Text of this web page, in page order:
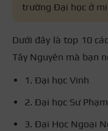
trường Đại học ở
Dưới đây là top 10
Tây Nguyên mà bạn
1. Đại học Vinh
2. Đại học Sư
3. Đại Học Ngoại